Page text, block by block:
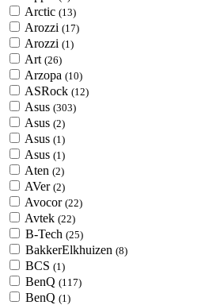
Arctic (13)
Arozzi (17)
Arozzi (1)
Art (26)
Arzopa (10)
ASRock (12)
Asus (303)
Asus (2)
Asus (1)
Asus (1)
Aten (2)
AVer (2)
Avocor (22)
Avtek (22)
B-Tech (25)
BakkerElkhuizen (8)
BCS (1)
BenQ (117)
BenQ (1)